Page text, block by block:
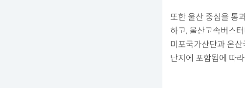
또한 울산 중심을 통
하고, 울산고속버스
미포국가산단과 온
단지에 포함됨에 따